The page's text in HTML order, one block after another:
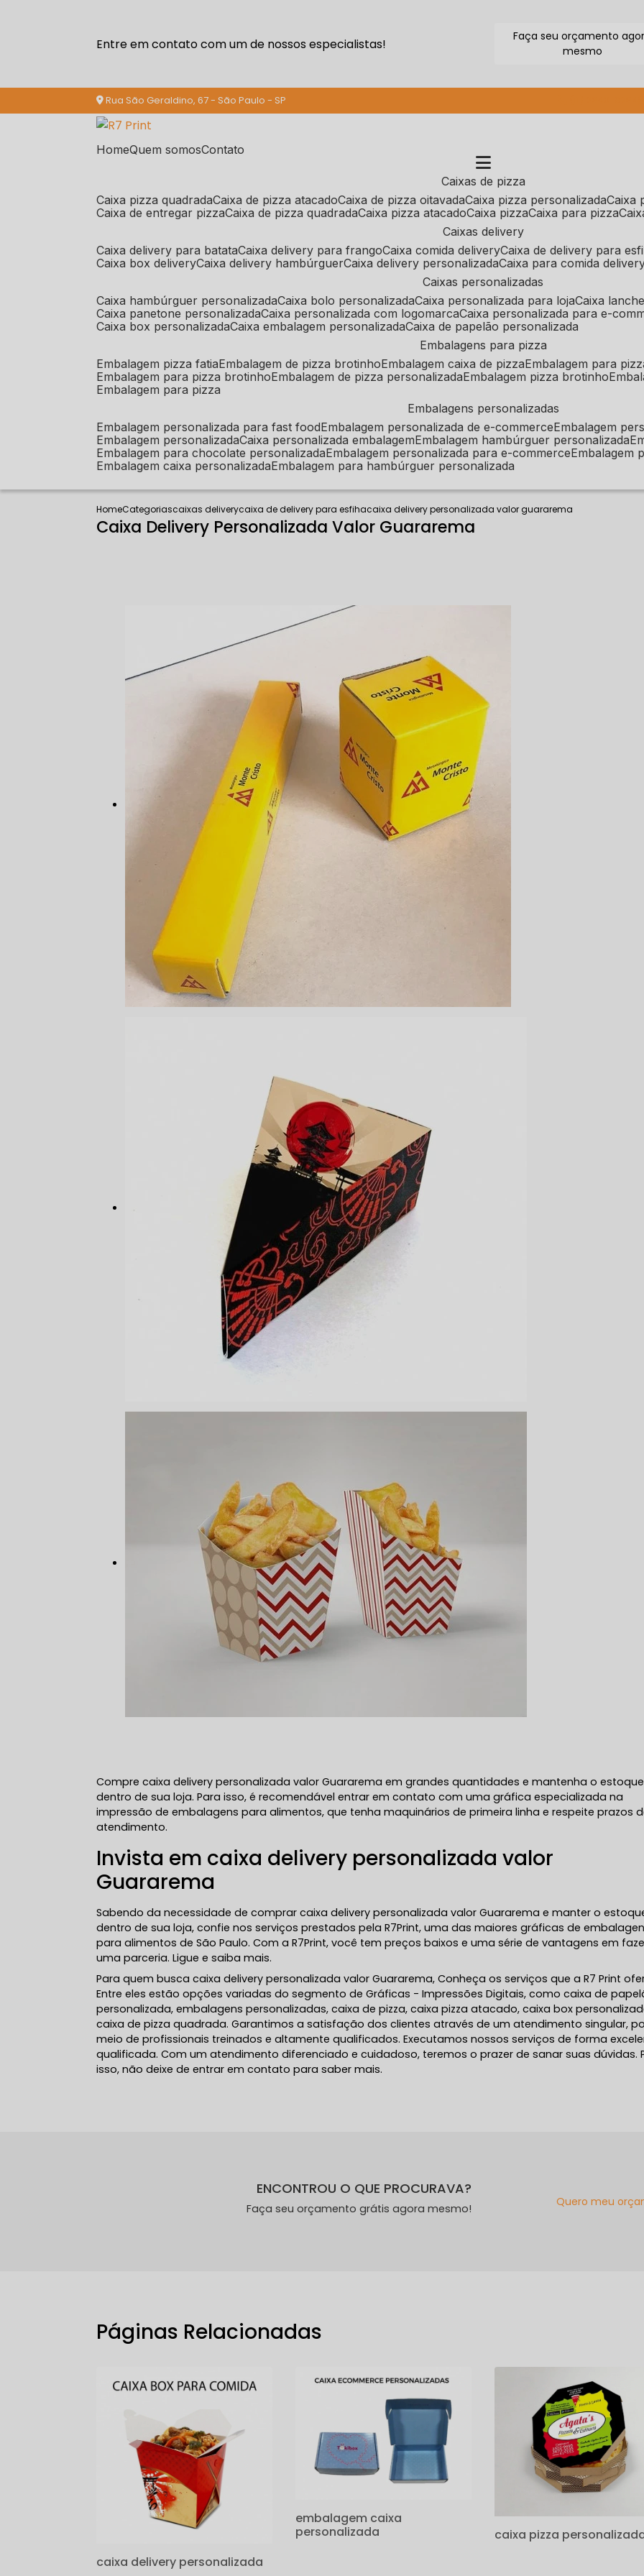
Entre em contato com um de nossos especialistas!
Faça seu orçamento
mesmo
Rua São Geraldino, 67 - São Paulo - SP
Home Quem somos Contato
caixas de pizza
caixa pizza quadrada caixa de pizza atacado caixa de pizza oitavada caixa pizza personalizada
caixa de entregar pizza caixa de pizza quadrada caixa pizza atacado caixa pizza caixa para pizza
caixas delivery
caixa delivery para batata caixa delivery para frango caixa comida delivery caixa de delivery para
caixa box delivery caixa delivery hambúrguer caixa delivery personalizada caixa para comida
caixas personalizadas
caixa hambúrguer personalizada caixa bolo personalizada caixa personalizada para loja caixa
caixa panetone personalizada caixa personalizada com logomarca caixa personalizada para e-
caixa box personalizada caixa embalagem personalizada caixa de papelão personalizada
embalagens para pizza
embalagem pizza fatia embalagem de pizza brotinho embalagem caixa de pizza embalagem para
embalagem para pizza brotinho embalagem de pizza personalizada embalagem pizza brotinho
embalagem para pizza
embalagens personalizadas
embalagem personalizada para fast food embalagem personalizada de e-commerce embalagem
embalagem personalizada caixa personalizada embalagem embalagem hambúrguer personalizada
embalagem para chocolate personalizada embalagem personalizada para e-commerce embalagem
embalagem caixa personalizada embalagem para hambúrguer personalizada
HomeCategoriascaixas deliverycaixa de delivery para esfihacaixa delivery personalizada valor guararema
Caixa Delivery Personalizada Valor Guararema
Compre caixa delivery personalizada valor Guararema em grandes quantidades e mantenha o estoque
dentro de sua loja. Para isso, é recomendável entrar em contato com uma gráfica especializada na
impressão de embalagens para alimentos, que tenha maquinários de primeira linha e respeite prazos
atendimento.
Invista em caixa delivery personalizada valor
Guararema
Sabendo da necessidade de comprar caixa delivery personalizada valor Guararema e manter o
dentro de sua loja, confie nos serviços prestados pela R7Print, uma das maiores gráficas de
para alimentos de São Paulo. Com a R7Print, você tem preços baixos e uma série de vantagens em
uma parceria. Ligue e saiba mais.
Para quem busca caixa delivery personalizada valor Guararema, Conheça os serviços que a R7 Print
Entre eles estão opções variadas do segmento de Gráficas - Impressões Digitais, como caixa de
personalizada, embalagens personalizadas, caixa de pizza, caixa pizza atacado, caixa box
caixa de pizza quadrada. Garantimos a satisfação dos clientes através de um atendimento singular,
meio de profissionais treinados e altamente qualificados. Executamos nossos serviços de forma
qualificada. Com um atendimento diferenciado e cuidadoso, teremos o prazer de sanar suas dúvidas.
isso, não deixe de entrar em contato para saber mais.
ENCONTROU O QUE PROCURAVA?
Faça seu orçamento grátis agora mesmo!
Quero meu
Páginas Relacionadas
caixa delivery personalizada
embalagem caixa
personalizada
caixa pizza